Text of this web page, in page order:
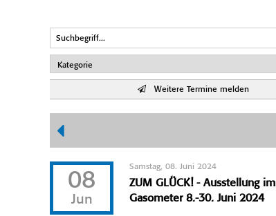
Weitere Termine melden
08
Jun
Samstag, 08. Juni 2024
ZUM GLÜCK! - Ausstellung im
Gasometer 8.-30. Juni 2024